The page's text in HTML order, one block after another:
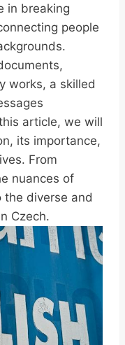
in breaking
people
works, a skilled
article, we will
its importance,
From
nuances of
the diverse and
Czech.